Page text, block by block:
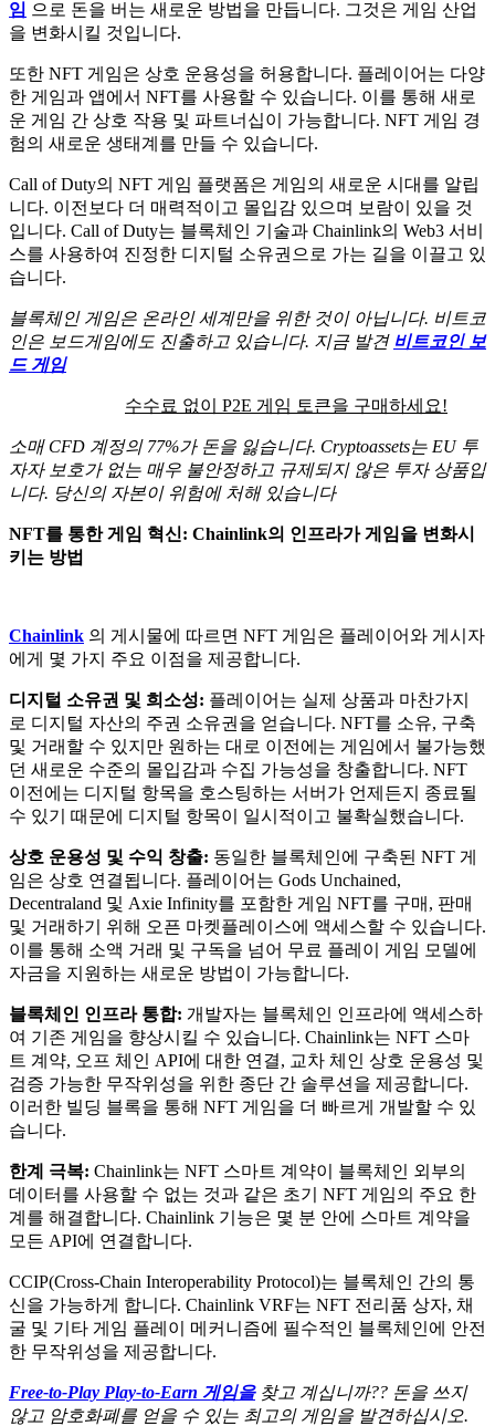
임 으로 돈을 버는 새로운 방법을 만듭니다. 그것은 게임 산업
을 변화시킬 것입니다.
또한 NFT 게임은 상호 운용성을 허용합니다. 플레이어는 다양
한 게임과 앱에서 NFT를 사용할 수 있습니다. 이를 통해 새로
운 게임 간 상호 작용 및 파트너십이 가능합니다. NFT 게임 경
험의 새로운 생태계를 만들 수 있습니다.
Call of Duty의 NFT 게임 플랫폼은 게임의 새로운 시대를 알립
니다. 이전보다 더 매력적이고 몰입감 있으며 보람이 있을 것
입니다. Call of Duty는 블록체인 기술과 Chainlink의 Web3 서비
스를 사용하여 진정한 디지털 소유권으로 가는 길을 이끌고 있
습니다.
블록체인 게임은 온라인 세계만을 위한 것이 아닙니다. 비트코
인은 보드게임에도 진출하고 있습니다. 지금 발견 비트코인 보
드 게임
수수료 없이 P2E 게임 토큰을 구매하세요!
소매 CFD 계정의 77%가 돈을 잃습니다. Cryptoassets는 EU 투
자자 보호가 없는 매우 불안정하고 규제되지 않은 투자 상품입
니다. 당신의 자본이 위험에 처해 있습니다
NFT를 통한 게임 혁신: Chainlink의 인프라가 게임을 변화시
키는 방법
Chainlink 의 게시물에 따르면 NFT 게임은 플레이어와 게시자
에게 몇 가지 주요 이점을 제공합니다.
디지털 소유권 및 희소성: 플레이어는 실제 상품과 마찬가지
로 디지털 자산의 주권 소유권을 얻습니다. NFT를 소유, 구축
및 거래할 수 있지만 원하는 대로 이전에는 게임에서 불가능했
던 새로운 수준의 몰입감과 수집 가능성을 창출합니다. NFT
이전에는 디지털 항목을 호스팅하는 서버가 언제든지 종료될
수 있기 때문에 디지털 항목이 일시적이고 불확실했습니다.
상호 운용성 및 수익 창출: 동일한 블록체인에 구축된 NFT 게
임은 상호 연결됩니다. 플레이어는 Gods Unchained,
Decentraland 및 Axie Infinity를 포함한 게임 NFT를 구매, 판매
및 거래하기 위해 오픈 마켓플레이스에 액세스할 수 있습니다.
이를 통해 소액 거래 및 구독을 넘어 무료 플레이 게임 모델에
자금을 지원하는 새로운 방법이 가능합니다.
블록체인 인프라 통합: 개발자는 블록체인 인프라에 액세스하
여 기존 게임을 향상시킬 수 있습니다. Chainlink는 NFT 스마
트 계약, 오프 체인 API에 대한 연결, 교차 체인 상호 운용성 및
검증 가능한 무작위성을 위한 종단 간 솔루션을 제공합니다.
이러한 빌딩 블록을 통해 NFT 게임을 더 빠르게 개발할 수 있
습니다.
한계 극복: Chainlink는 NFT 스마트 계약이 블록체인 외부의
데이터를 사용할 수 없는 것과 같은 초기 NFT 게임의 주요 한
계를 해결합니다. Chainlink 기능은 몇 분 안에 스마트 계약을
모든 API에 연결합니다.
CCIP(Cross-Chain Interoperability Protocol)는 블록체인 간의 통
신을 가능하게 합니다. Chainlink VRF는 NFT 전리품 상자, 채
굴 및 기타 게임 플레이 메커니즘에 필수적인 블록체인에 안전
한 무작위성을 제공합니다.
Free-to-Play Play-to-Earn 게임을 찾고 계십니까?? 돈을 쓰지
않고 암호화폐를 얻을 수 있는 최고의 게임을 발견하십시오.